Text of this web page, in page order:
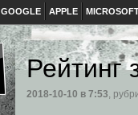
GOOGLE APPLE
Рейтинг
2018-10-10 в 7:53,